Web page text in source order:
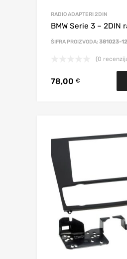
RADIO ADAPTERI 2DIN
BMW Serie 3 – 2DIN
ŠIFRA PROIZVODA: 381023-12
(0
78,00 €